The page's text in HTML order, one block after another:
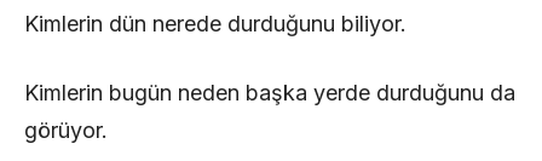
Kimlerin dün nerede durduğunu biliyor.
Kimlerin bugün neden başka yerde durduğunu da
görüyor.